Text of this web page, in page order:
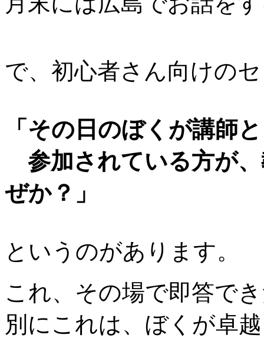
で、初心者さん向けの
「その日のぼくが講師
参加されている方が
ぜか？」
というのがあります。
これ、その場で即答で
別にこれは、ぼくが卓